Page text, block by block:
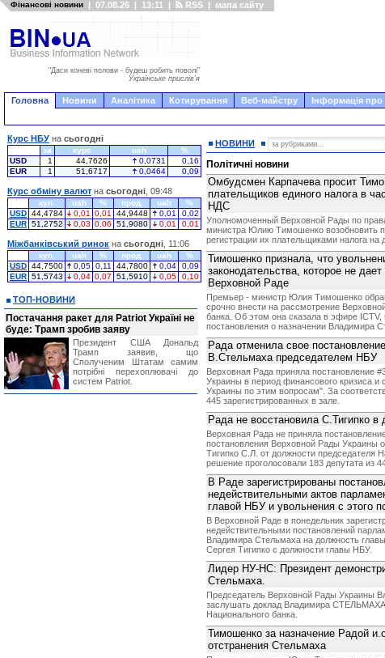
Фінансові новини | 07.08.26 | 13:11 | RSS | мапа сайту
"Даси коневі полови - будеш робить поволі"
Українське прислів'я
Головна Новини Аналітика Котирування Веб-майстру Інформація про
НОВИНИ
Політичні новини
Омбудсмен Карпачева просит
плательщиков единого налога в
НДС
Уполномоченный Верховной Рады по
министра Юлию Тимошенко возобновить
регистрации их плательщиками налога на
Тимошенко признала, что
законодательства, которое не
Верховной Раде
Премьер - министр Юлия Тимошенко
срочно внести на рассмотрение
банка. Об этом она сказала в эфире
постановления о назначении Владимира
Рада отменила свое
В.Стельмаха председателем НБУ
Верховная Рада приняла постановление
Украины в период финансового кризиса
Украины по этим вопросам". За
445 зарегистрированных в зале.
Рада не восстановила С.Тигипко
Верховная Рада не приняла
постановления Верховной Рады Украины
Тигипко С.Л. от должности председателя
решение проголосовали 183 депутата из
В Раде зарегистрированы
недействительными актов
главой НБУ и увольнения с этого
В Верховной Раде в понедельник
недействительными постановлений
Владимира Стельмаха на должность
Сергея Тигипко с должности главы НБУ.
Лидер НУ-НС: Президент
Стельмаха.
Председатель Верховной Рады Украины
заслушать доклад Владимира СТЕЛЬМАХА
Национального банка.
Тимошенко за назначение Радой
отстранения Стельмаха
Курс НБУ на сьогодні
за курс uah
%
USD
1 44,7626 0,0731
0,16
EUR
1 51,6717 0,0464 0,09
Курс обміну валют на сьогодні , 09:48
куп. uah % прод. uah
%
USD 44,4784 0,01 0,01 44,9448 0,01
0,02
EUR 51,2752 0,03 0,06 51,9080 0,01 0,01
Міжбанківський ринок на сьогодні , 11:06
куп. uah % прод. uah
%
USD 44,7500 0,05 0,11 44,7800 0,04
0,09
EUR 51,5743 0,04 0,07 51,5910 0,05 0,10
ТОП-НОВИНИ
Постачання ракет для Patriot Україні не
буде: Трамп зробив заяву
Президент США Дональд
Трамп заявив, що
Сполученим Штатам самим
потрібні перехоплювачі до
систем Patriot.